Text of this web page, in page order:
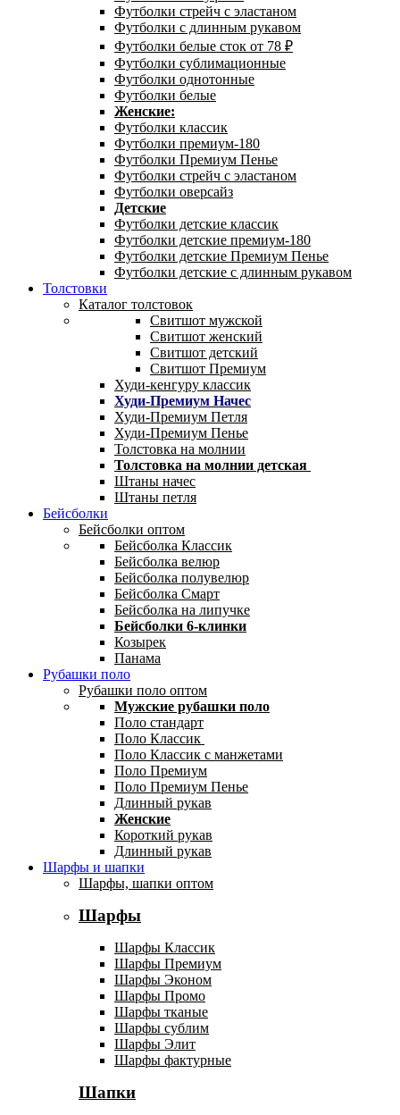
Футболки стрейч с эластаном
Футболки с длинным рукавом
Футболки белые сток от 78 ₽
Футболки сублимационные
Футболки однотонные
Футболки белые
Женские:
Футболки классик
Футболки премиум-180
Футболки Премиум Пенье
Футболки стрейч с эластаном
Футболки оверсайз
Детские
Футболки детские классик
Футболки детские премиум-180
Футболки детские Премиум Пенье
Футболки детские с длинным рукавом
Толстовки
Каталог толстовок
Свитшот мужской
Свитшот женский
Свитшот детский
Свитшот Премиум
Худи-кенгуру классик
Худи-Премиум Начес
Худи-Премиум Петля
Худи-Премиум Пенье
Толстовка на молнии
Толстовка на молнии детская
Штаны начес
Штаны петля
Бейсболки
Бейсболки оптом
Бейсболка Классик
Бейсболка велюр
Бейсболка полувелюр
Бейсболка Смарт
Бейсболка на липучке
Бейсболки 6-клинки
Козырек
Панама
Рубашки поло
Рубашки поло оптом
Мужские рубашки поло
Поло стандарт
Поло Классик
Поло Классик с манжетами
Поло Премиум
Поло Премиум Пенье
Длинный рукав
Женские
Короткий рукав
Длинный рукав
Шарфы и шапки
Шарфы, шапки оптом
Шарфы
Шарфы Классик
Шарфы Премиум
Шарфы Эконом
Шарфы Промо
Шарфы тканые
Шарфы сублим
Шарфы Элит
Шарфы фактурные
Шапки